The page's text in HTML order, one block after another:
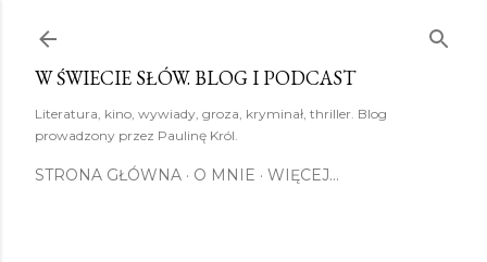
W ŚWIECIE SŁÓW. BLOG I PODCAST
Literatura, kino, wywiady, groza, kryminał, thriller. Blog
prowadzony przez Paulinę Król.
STRONA GŁÓWNA O MNIE WIĘCEJ…